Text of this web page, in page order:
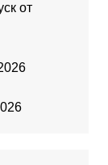
от